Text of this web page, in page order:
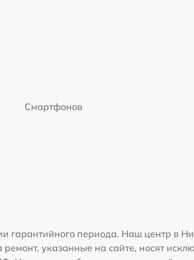
Смартфонов
гарантийного периода. Наш центр в
указанные на сайте, носят